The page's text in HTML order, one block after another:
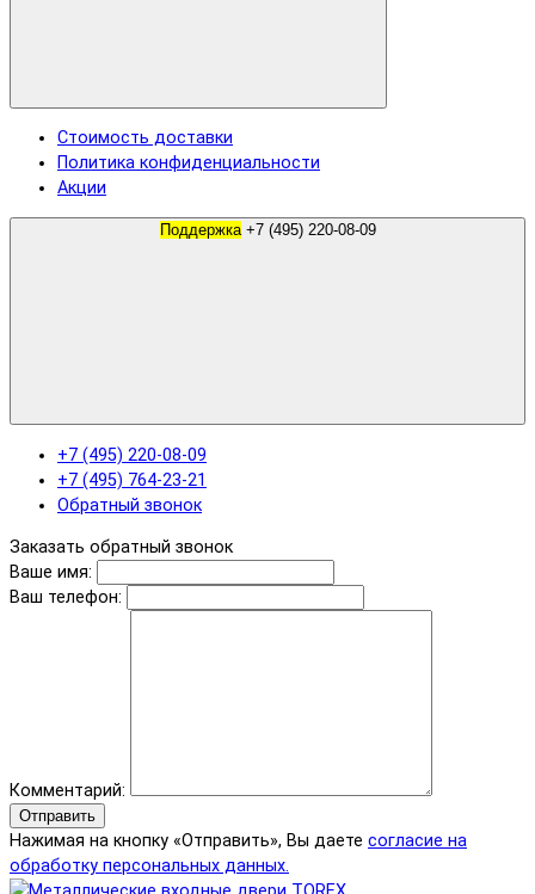
Стоимость доставки
Политика конфиденциальности
Акции
Поддержка +7 (495) 220-08-09
+7 (495) 220-08-09
+7 (495) 764-23-21
Обратный звонок
Заказать обратный звонок
Ваше имя:
Ваш телефон:
Комментарий:
Отправить
Нажимая на кнопку «Отправить», Вы даете согласие на
обработку персональных данных.